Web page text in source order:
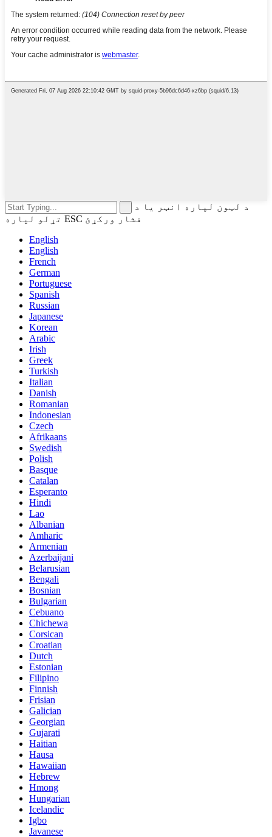
د لټون لپاره انټر یا د
تړلو لپاره ESC فشار ورکړئ
English
English
French
German
Portuguese
Spanish
Russian
Japanese
Korean
Arabic
Irish
Greek
Turkish
Italian
Danish
Romanian
Indonesian
Czech
Afrikaans
Swedish
Polish
Basque
Catalan
Esperanto
Hindi
Lao
Albanian
Amharic
Armenian
Azerbaijani
Belarusian
Bengali
Bosnian
Bulgarian
Cebuano
Chichewa
Corsican
Croatian
Dutch
Estonian
Filipino
Finnish
Frisian
Galician
Georgian
Gujarati
Haitian
Hausa
Hawaiian
Hebrew
Hmong
Hungarian
Icelandic
Igbo
Javanese